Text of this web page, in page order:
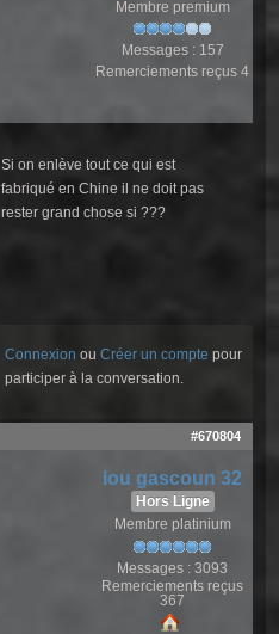
Membre premium
Messages : 157
Remerciements reçus 4
Si on enlève tout ce qui est
fabriqué en Chine il ne doit pas
rester grand chose si ???
Connexion ouCréer un compte pour
participer à la conversation.
#670804
lou gascoun 32
Hors Ligne
Membre platinium
Messages : 3093
Remerciements reçus
367